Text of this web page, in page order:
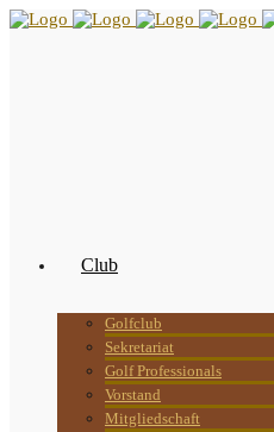
Club
Golfclub
Sekretariat
Golf Professionals
Vorstand
Mitgliedschaft